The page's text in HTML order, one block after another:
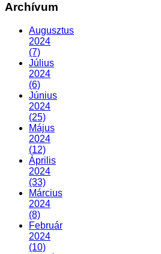
Archívum
Augusztus
2024
(7)
Július
2024
(6)
Június
2024
(25)
Május
2024
(12)
Április
2024
(33)
Március
2024
(8)
Február
2024
(10)